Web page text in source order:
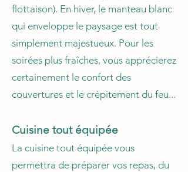
flottaison). En hiver, le manteau blanc
qui enveloppe le paysage est tout
simplement majestueux. Pour les
soirées plus fraîches, vous apprécierez
certainement le confort des
couvertures et le crépitement du feu...
Cuisine tout équipée
La cuisine tout équipée vous
permettra de préparer vos repas, du